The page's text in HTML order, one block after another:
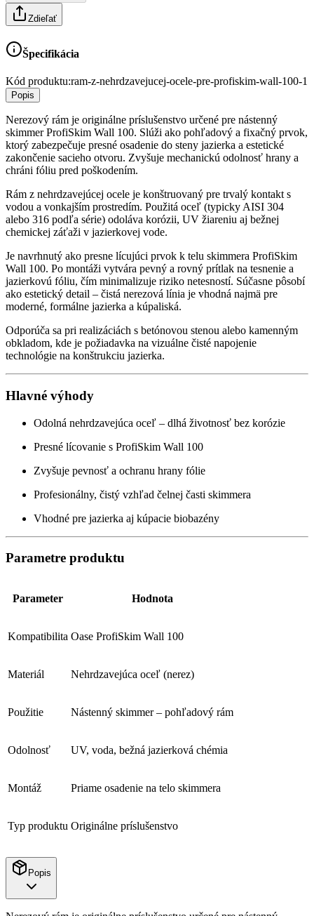
Zdieľať
Špecifikácia
Kód produktu:ram-z-nehrdzavejucej-ocele-pre-profiskim-wall-100-1
Popis
Nerezový rám je originálne príslušenstvo určené pre nástenný
skimmer ProfiSkim Wall 100. Slúži ako pohľadový a fixačný prvok,
ktorý zabezpečuje presné osadenie do steny jazierka a estetické
zakončenie sacieho otvoru. Zvyšuje mechanickú odolnosť hrany a
chráni fóliu pred poškodením.
Rám z nehrdzavejúcej ocele je konštruovaný pre trvalý kontakt s
vodou a vonkajším prostredím. Použitá oceľ (typicky AISI 304
alebo 316 podľa série) odoláva korózii, UV žiareniu aj bežnej
chemickej záťaži v jazierkovej vode.
Je navrhnutý ako presne lícujúci prvok k telu skimmera ProfiSkim
Wall 100. Po montáži vytvára pevný a rovný prítlak na tesnenie a
jazierkovú fóliu, čím minimalizuje riziko netesností. Súčasne pôsobí
ako estetický detail – čistá nerezová línia je vhodná najmä pre
moderné, formálne jazierka a kúpaliská.
Odporúča sa pri realizáciách s betónovou stenou alebo kamenným
obkladom, kde je požiadavka na vizuálne čisté napojenie
technológie na konštrukciu jazierka.
Hlavné výhody
Odolná nehrdzavejúca oceľ – dlhá životnosť bez korózie
Presné lícovanie s ProfiSkim Wall 100
Zvyšuje pevnosť a ochranu hrany fólie
Profesionálny, čistý vzhľad čelnej časti skimmera
Vhodné pre jazierka aj kúpacie biobazény
Parametre produktu
Parameter Hodnota
Kompatibilita Oase ProfiSkim Wall 100
Materiál Nehrdzavejúca oceľ (nerez)
Použitie Nástenný skimmer – pohľadový rám
Odolnosť UV, voda, bežná jazierková chémia
Montáž Priame osadenie na telo skimmera
Typ produktu Originálne príslušenstvo
Popis